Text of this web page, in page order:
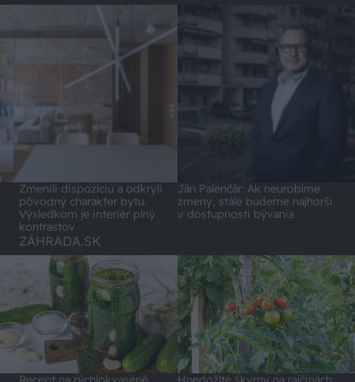
Zmenili dispozíciu a odkryli
pôvodný charakter bytu.
Výsledkom je interiér plný
kontrastov
Ján Palenčár: Ak neurobíme
zmeny, stále budeme najhorší
v dostupnosti bývania
ZÁHRADA.SK